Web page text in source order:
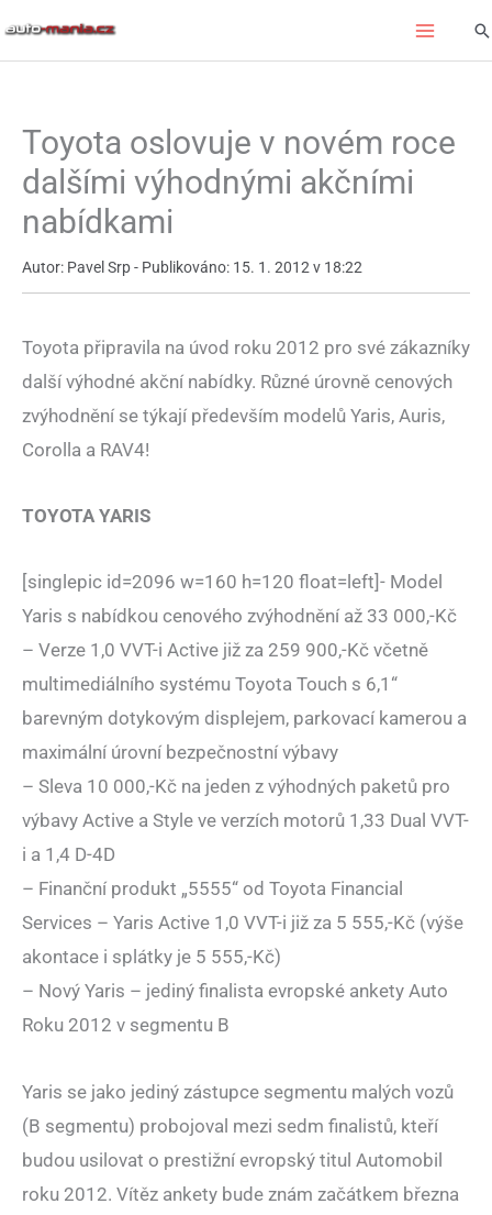
Toyota oslovuje v novém roce
dalšími výhodnými akčními
nabídkami
Autor: Pavel Srp - Publikováno: 15. 1. 2012 v 18:22
Toyota připravila na úvod roku 2012 pro své zákazníky
další výhodné akční nabídky. Různé úrovně cenových
zvýhodnění se týkají především modelů Yaris, Auris,
Corolla a RAV4!
TOYOTA YARIS
[singlepic id=2096 w=160 h=120 float=left]- Model
Yaris s nabídkou cenového zvýhodnění až 33 000,-Kč
– Verze 1,0 VVT-i Active již za 259 900,-Kč včetně
multimediálního systému Toyota Touch s 6,1“
barevným dotykovým displejem, parkovací kamerou a
maximální úrovní bezpečnostní výbavy
– Sleva 10 000,-Kč na jeden z výhodných paketů pro
výbavy Active a Style ve verzích motorů 1,33 Dual VVT-
i a 1,4 D-4D
– Finanční produkt „5555“ od Toyota Financial
Services – Yaris Active 1,0 VVT-i již za 5 555,-Kč (výše
akontace i splátky je 5 555,-Kč)
– Nový Yaris – jediný finalista evropské ankety Auto
Roku 2012 v segmentu B
Yaris se jako jediný zástupce segmentu malých vozů
(B segmentu) probojoval mezi sedm finalistů, kteří
budou usilovat o prestižní evropský titul Automobil
roku 2012. Vítěz ankety bude znám začátkem března